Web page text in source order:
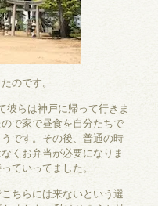
のです。
らは神戸に帰って行きま
で家で昼食を自分たちで
です。その後、普通の時
くお弁当が必要になりま
ていってました。
ちらには来ないという選